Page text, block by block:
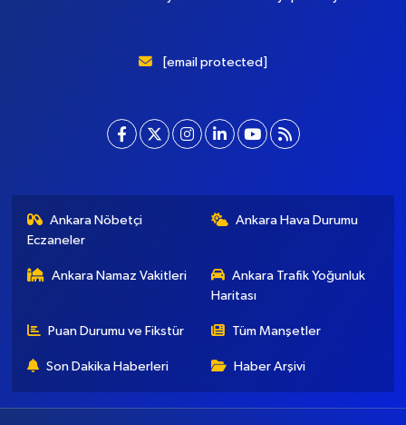
[email protected]
Ankara Nöbetçi
Eczaneler
Ankara Hava Durumu
Ankara Namaz Vakitleri
Ankara Trafik Yoğunluk
Haritası
Puan Durumu ve Fikstür Tüm Manşetler
Son Dakika Haberleri Haber Arşivi